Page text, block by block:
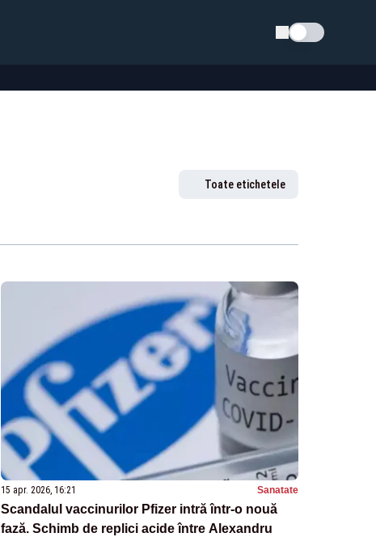
Schimba tema
Toate etichetele
15 apr. 2026, 16:21 Sanatate
Scandalul vaccinurilor Pfizer intră într-o nouă
fază. Schimb de replici acide între Alexandru